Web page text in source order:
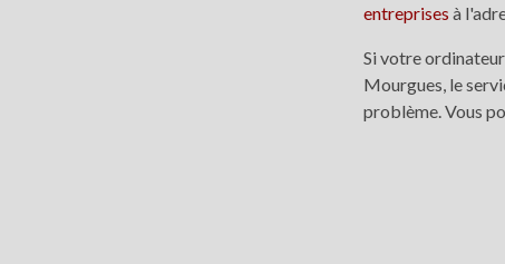
entreprises à
Si votre
Mourgues, le
problème. Vous